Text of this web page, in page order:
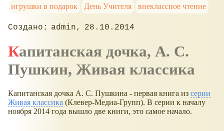
игрушки в подарок
День Учителя внеклассное чтение
admin 28.10.2014
Капитанская дочка, А. С.
Пушкин, Живая классика
Капитанская дочка А. С. Пушкина - первая книга из серии
Живая классика (Клевер-Медиа-Групп). В серии к началу
ноября 2014 года вышло две книги, это самое начало.